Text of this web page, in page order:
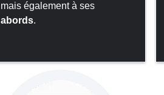
mais également à ses
abords.